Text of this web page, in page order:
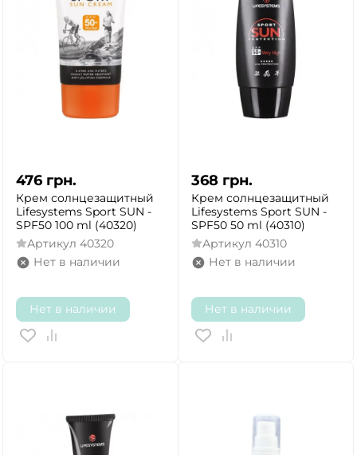
476 грн.
Крем солнцезащитный
Lifesystems Sport SUN -
SPF50 100 ml (40320)
Артикул 40320
Нет в наличии
Нет в наличии
368 грн.
Крем солнцезащитный
Lifesystems Sport SUN -
SPF50 50 ml (40310)
Артикул 40310
Нет в наличии
Нет в наличии